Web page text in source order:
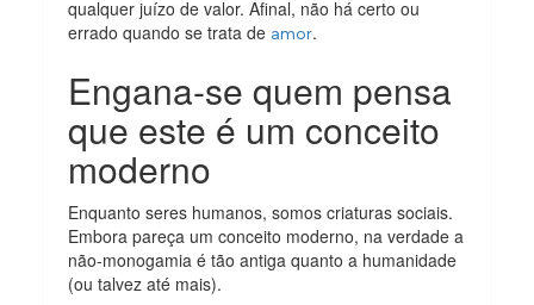
qualquer juízo de valor. Afinal, não há certo ou
errado quando se trata de amor.
Engana-se quem pensa
que este é um conceito
moderno
Enquanto seres humanos, somos criaturas sociais.
Embora pareça um conceito moderno, na verdade a
não-monogamia é tão antiga quanto a humanidade
(ou talvez até mais).